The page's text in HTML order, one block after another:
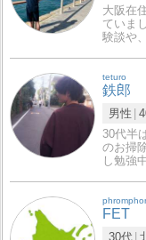
大阪在
ていま
験談や
teturo
鉄郎
男性
30代半
のお掃
し勉強
FET
30代